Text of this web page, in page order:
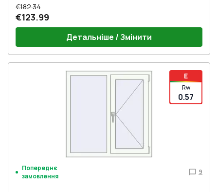
€182.34
€123.99
Детальніше / Змінити
E
Rw
0.57
Попереднє
замовлення
9